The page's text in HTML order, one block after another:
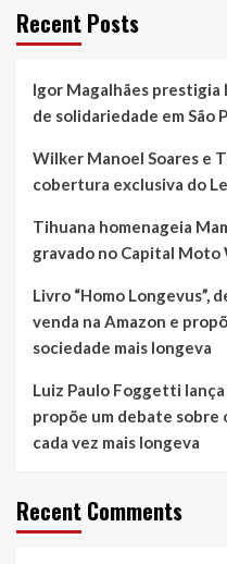
Recent Posts
Igor Magalhães prestigia
de solidariedade em São
Wilker Manoel Soares e
cobertura exclusiva do
Tihuana homenageia
gravado no Capital Moto
Livro “Homo Longevus”,
venda na Amazon e
sociedade mais longeva
Luiz Paulo Foggetti lança
propõe um debate sobre
cada vez mais longeva
Recent Comments